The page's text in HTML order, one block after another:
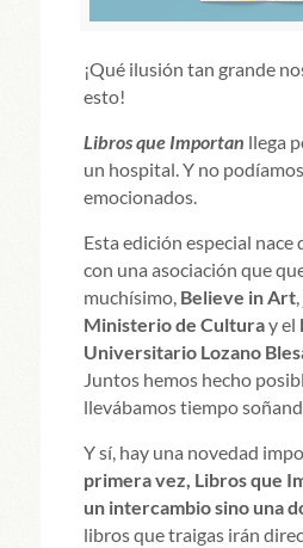
¡Qué ilusión tan grande
esto!
Libros que Importan llega
un hospital. Y no
emocionados.
Esta edición especial nace
con una asociación que
muchísimo, Believe in Art
Ministerio de Culturay el
Universitario Lozano
Juntos hemos hecho
llevábamos tiempo
Y sí, hay una novedad
primera vez, Libros que
un intercambio sino una
libros que traigas irán